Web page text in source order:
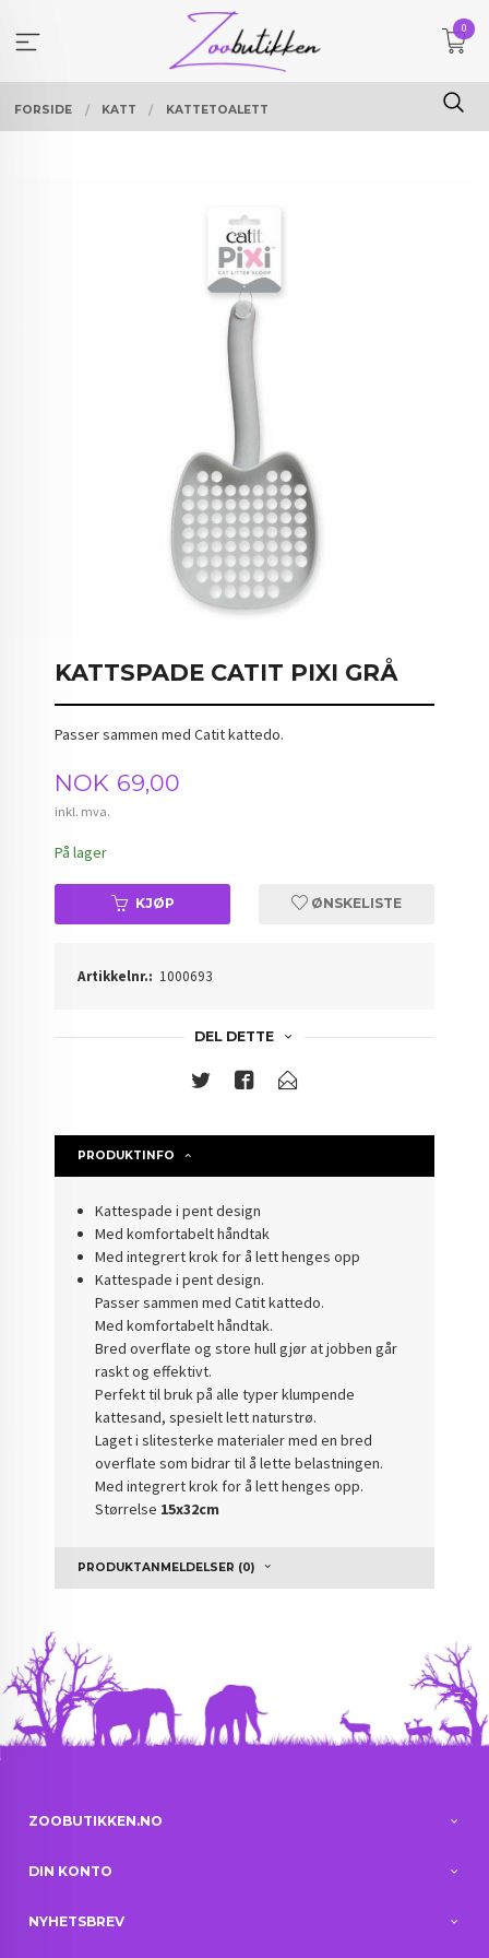
innholdet
0
FORSIDE KATT KATTETOALETT
KATTSPADE CATIT PIXI GRÅ
Passer sammen med Catit kattedo.
Pris
NOK 69,00
inkl. mva.
På lager
KJØP ØNSKELISTE
Artikkelnr.: 1000693
DEL DETTE
PRODUKTINFO
Kattespade i pent design
Med komfortabelt håndtak
Med integrert krok for å lett henges opp
Kattespade i pent design.
Passer sammen med Catit kattedo.
Med komfortabelt håndtak.
Bred overflate og store hull gjør at jobben går
raskt og effektivt.
Perfekt til bruk på alle typer klumpende
kattesand, spesielt lett naturstrø.
Laget i slitesterke materialer med en bred
overflate som bidrar til å lette belastningen.
Med integrert krok for å lett henges opp.
Størrelse 15x32cm
PRODUKTANMELDELSER (0)
ZOOBUTIKKEN.NO
DIN KONTO
NYHETSBREV